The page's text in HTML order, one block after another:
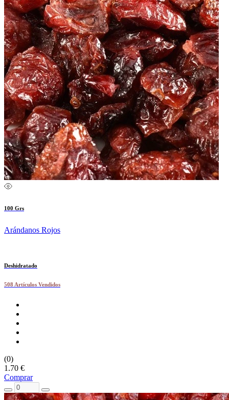
100 Grs
Arándanos Rojos
Deshidratado
508 Artículos Vendidos
(0)
1.70 €
Comprar